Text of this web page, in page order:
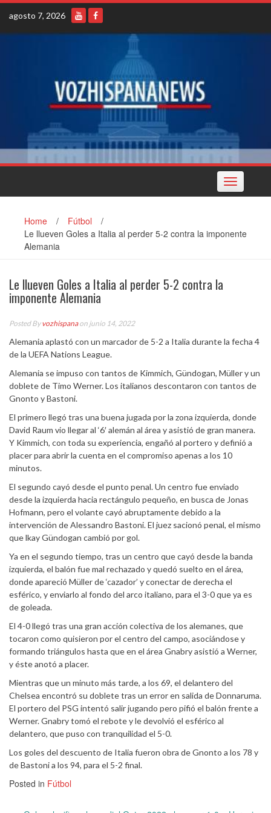
Skip
content
agosto 7, 2026
Toggle
navigation
Home / Fútbol
/
Le llueven Goles a Italia al perder 5-2 contra la imponente
Alemania
Le llueven Goles a Italia al perder 5-2 contra la
imponente Alemania
Posted Byvozhispanaon junio 14, 2022
Alemania aplastó con un marcador de 5-2 a Italia durante la fecha 4
de la UEFA Nations League.
Alemania se impuso con tantos de Kimmich, Gündogan, Müller y un
doblete de Timo Werner. Los italianos descontaron con tantos de
Gnonto y Bastoni.
El primero llegó tras una buena jugada por la zona izquierda, donde
David Raum vio llegar al ‘6′ alemán al área y asistió de gran manera.
Y Kimmich, con toda su experiencia, engañó al portero y definió a
placer para abrir la cuenta en el compromiso apenas a los 10
minutos.
El segundo cayó desde el punto penal. Un centro fue enviado
desde la izquierda hacia rectángulo pequeño, en busca de Jonas
Hofmann, pero el volante cayó abruptamente debido a la
intervención de Alessandro Bastoni. El juez sacionó penal, el mismo
que lkay Gündogan cambió por gol.
Ya en el segundo tiempo, tras un centro que cayó desde la banda
izquierda, el balón fue mal rechazado y quedó suelto en el área,
donde apareció Müller de ‘cazador’ y conectar de derecha el
esférico, y enviarlo al fondo del arco italiano, para el 3-0 que ya es
de goleada.
El 4-0 llegó tras una gran acción colectiva de los alemanes, que
tocaron como quisieron por el centro del campo, asociándose y
formando triángulos hasta que en el área Gnabry asistió a Werner,
y éste anotó a placer.
Mientras que un minuto más tarde, a los 69, el delantero del
Chelsea encontró su doblete tras un error en salida de Donnaruma.
El portero del PSG intentó salir jugando pero pifió el balón frente a
Werner. Gnabry tomó el rebote y le devolvió el esférico al
delantero, que puso con tranquilidad el 5-0.
Los goles del descuento de Italia fueron obra de Gnonto a los 78 y
de Bastoni a los 94, para el 5-2 final.
Posted in Fútbol